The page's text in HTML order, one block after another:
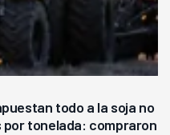
todo a la soja no
tonelada: compraron